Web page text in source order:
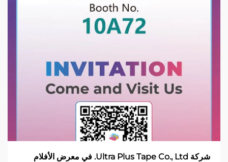
شركة Ultra Plus Tape Co., Ltd. في معرض الأفلام